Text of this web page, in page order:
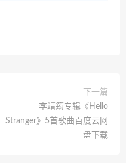
下一篇
李靖筠专辑《Hello
Stranger》5首歌曲百度云网
盘下载